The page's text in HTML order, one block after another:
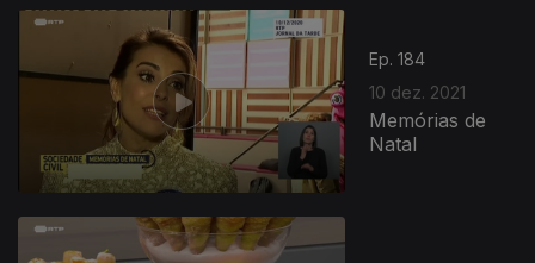
Ep. 184
10 dez. 2021
Memórias de
Natal